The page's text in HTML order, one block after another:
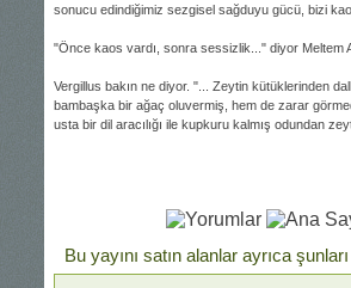
sonucu edindiğimiz sezgisel sağduyu gücü, bizi
"Önce kaos vardı, sonra sessizlik..." diyor Meltem
Vergillus bakın ne diyor. "... Zeytin kütüklerinden
bambaşka bir ağaç oluvermiş, hem de zarar
usta bir dil aracılığı ile kupkuru kalmış odundan
Bu yayını satın alanlar ayrıca